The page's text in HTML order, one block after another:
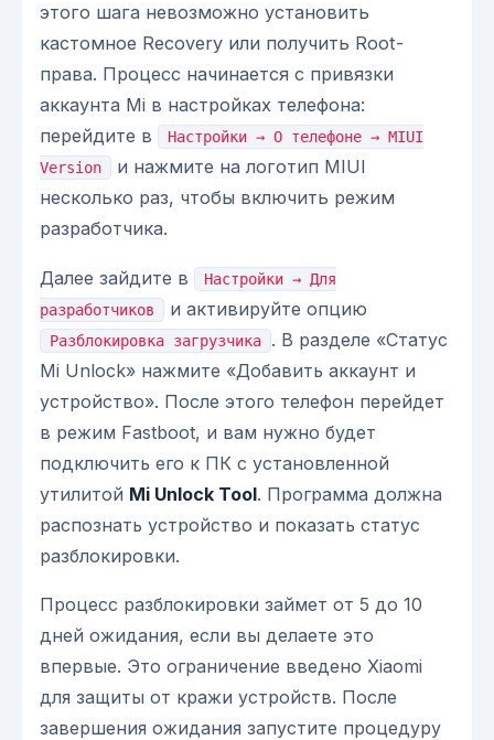
этого шага невозможно установить
кастомное Recovery или получить Root-
права. Процесс начинается с привязки
аккаунта Mi в настройках телефона:
перейдите в
Настройки → О телефоне → MIUI
Version
и нажмите на логотип MIUI
несколько раз, чтобы включить режим
разработчика.
Далее зайдите в
Настройки → Для
разработчиков
и активируйте опцию
Разблокировка загрузчика
. В разделе «Статус
Mi Unlock» нажмите «Добавить аккаунт и
устройство». После этого телефон перейдет
в режим Fastboot, и вам нужно будет
подключить его к ПК с установленной
утилитой Mi Unlock Tool. Программа должна
распознать устройство и показать статус
разблокировки.
Процесс разблокировки займет от 5 до 10
дней ожидания, если вы делаете это
впервые. Это ограничение введено Xiaomi
для защиты от кражи устройств. После
завершения ожидания запустите процедуру